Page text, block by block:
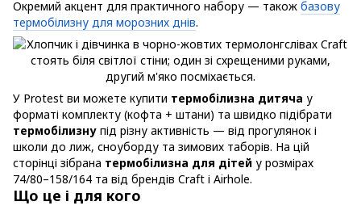
Окремий акцент для практичного набору — також базову
термобілизну для морозних днів.
У Protest ви можете купити термобілизна дитяча у
форматі комплекту (кофта + штани) та швидко підібрати
термобілизну під різну активність — від прогулянок і
школи до лиж, сноуборду та зимових таборів. На цій
сторінці зібрана термобілизна для дітей у розмірах
74/80–158/164 та від брендів Craft і Airhole.
Що це і для кого